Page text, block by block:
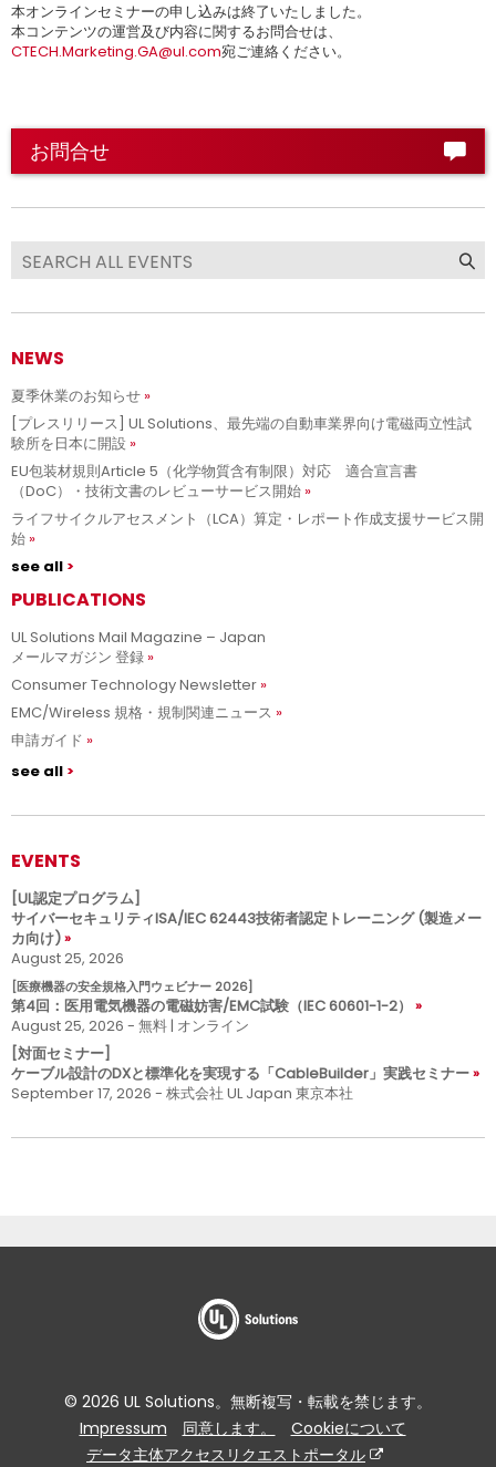
本オンラインセミナーの申し込みは終了いたしました。
本コンテンツの運営及び内容に関するお問合せは、
CTECH.Marketing.GA@ul.com宛ご連絡ください。
お問合せ
NEWS
夏季休業のお知らせ
[プレスリリース] UL Solutions、最先端の自動車業界向け電磁両立性試
験所を日本に開設
EU包装材規則Article 5（化学物質含有制限）対応 適合宣言書
（DoC）・技術文書のレビューサービス開始
ライフサイクルアセスメント（LCA）算定・レポート作成支援サービス開
始
see all
PUBLICATIONS
UL Solutions Mail Magazine – Japan
メールマガジン 登録
Consumer Technology Newsletter
EMC/Wireless 規格・規制関連ニュース
申請ガイド
see all
EVENTS
[UL認定プログラム]
サイバーセキュリティISA/IEC 62443技術者認定トレーニング (製造メー
カ向け)
August 25, 2026
[医療機器の安全規格入門ウェビナー 2026]
第4回：医用電気機器の電磁妨害/EMC試験（IEC 60601-1-2）
August 25, 2026 - 無料 | オンライン
[対面セミナー]
ケーブル設計のDXと標準化を実現する「CableBuilder」実践セミナー
September 17, 2026 - 株式会社 UL Japan 東京本社
© 2026 UL Solutions。無断複写・転載を禁じます。
Impressum
同意します。
Cookieについて
データ主体アクセスリクエストポータル